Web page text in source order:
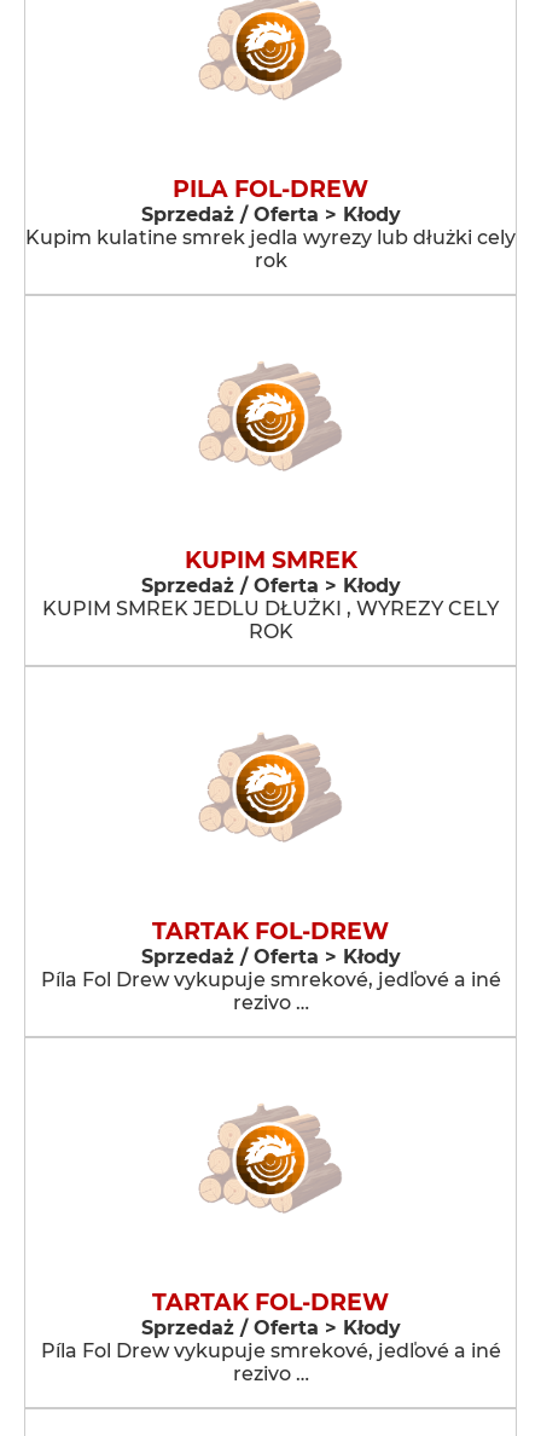
PILA FOL-DREW
Sprzedaż / Oferta > Kłody
Kupim kulatine smrek jedla wyrezy lub dłużki cely
rok
KUPIM SMREK
Sprzedaż / Oferta > Kłody
KUPIM SMREK JEDLU DŁUŻKI , WYREZY CELY
ROK
TARTAK FOL-DREW
Sprzedaż / Oferta > Kłody
Píla Fol Drew vykupuje smrekové, jedľové a iné
rezivo …
TARTAK FOL-DREW
Sprzedaż / Oferta > Kłody
Píla Fol Drew vykupuje smrekové, jedľové a iné
rezivo …